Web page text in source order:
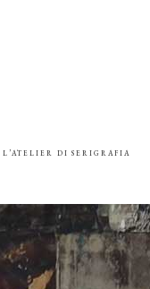
L’ATELIER DI SERIGRAFIA